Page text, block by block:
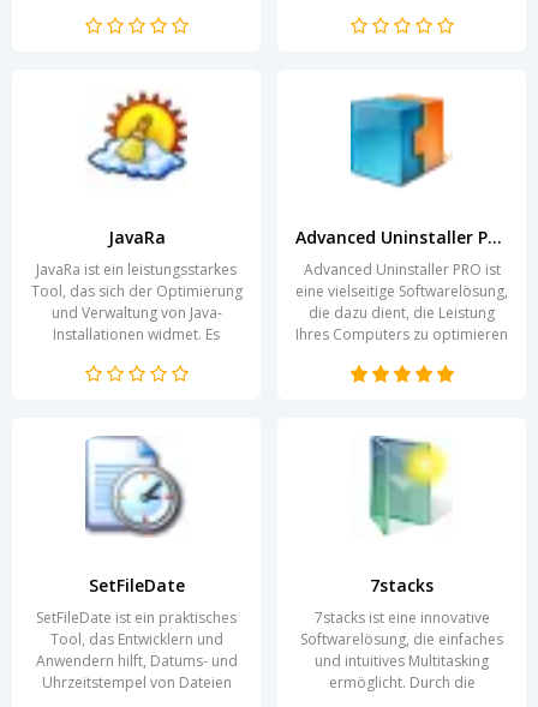
AlwaysMouseWheel bietet
anzuzeigen....
JavaRa
JavaRa ist ein leistungsstarkes
Tool, das sich der Optimierung
und Verwaltung von Java-
Installationen widmet. Es
oder nicht mehr...
Advanced Uninstaller PRO
Advanced Uninstaller PRO ist
eine vielseitige Softwarelösung,
die dazu dient, die Leistung
Ihres Computers zu optimieren
effektiv zu...
SetFileDate
SetFileDate ist ein praktisches
Tool, das Entwicklern und
Anwendern hilft, Datums- und
Uhrzeitstempel von Dateien
7stacks
7stacks ist eine innovative
Softwarelösung, die einfaches
und intuitives Multitasking
ermöglicht. Durch die